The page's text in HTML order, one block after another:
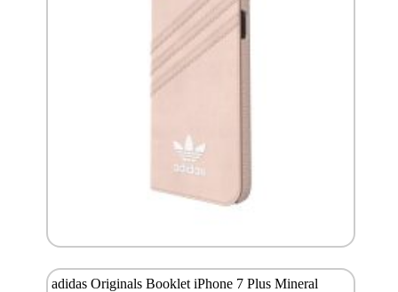
adidas Originals Booklet iPhone 7 Plus Mineral